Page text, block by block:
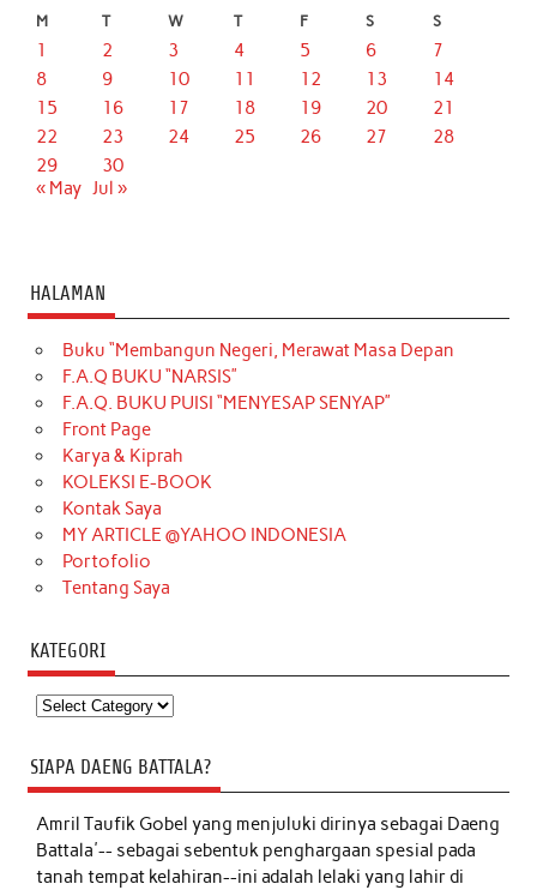
M T W T F S S
1 2 3 4 5 6
7
8
9 10 11 12 13
14
15
16 17 18 19 20
21
22
23 24 25 26 27
28
29
30
« May Jul »
HALAMAN
Buku “Membangun Negeri, Merawat Masa Depan
F.A.Q BUKU “NARSIS”
F.A.Q. BUKU PUISI “MENYESAP SENYAP”
Front Page
Karya & Kiprah
KOLEKSI E-BOOK
Kontak Saya
MY ARTICLE @YAHOO INDONESIA
Portofolio
Tentang Saya
KATEGORI
Kategori
SIAPA DAENG BATTALA?
Amril Taufik Gobelyang menjuluki dirinya sebagai Daeng
Battala'-- sebagai sebentuk penghargaan spesial pada
tanah tempat kelahiran--ini adalah lelaki yang lahir di